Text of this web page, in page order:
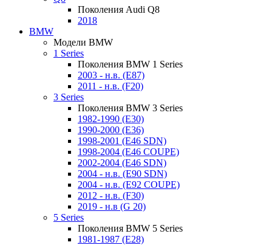
Поколения Audi Q8
2018
BMW
Модели BMW
1 Series
Поколения BMW 1 Series
2003 - н.в. (E87)
2011 - н.в. (F20)
3 Series
Поколения BMW 3 Series
1982-1990 (E30)
1990-2000 (E36)
1998-2001 (E46 SDN)
1998-2004 (E46 COUPE)
2002-2004 (E46 SDN)
2004 - н.в. (E90 SDN)
2004 - н.в. (E92 COUPE)
2012 - н.в. (F30)
2019 - н.в (G 20)
5 Series
Поколения BMW 5 Series
1981-1987 (E28)